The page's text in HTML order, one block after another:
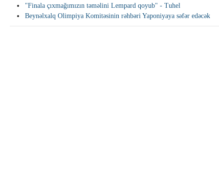
"Finala çıxmağımızın təməlini Lempard qoyub" - Tuhel
Beynəlxalq Olimpiya Komitəsinin rəhbəri Yaponiyaya səfər edəcək